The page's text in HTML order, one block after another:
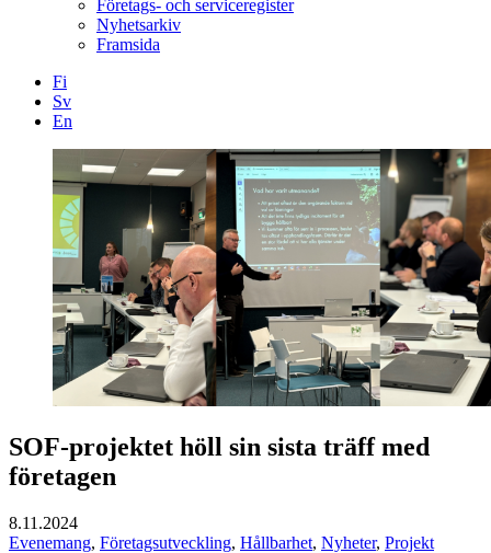
Företags- och serviceregister
Nyhetsarkiv
Framsida
Fi
Sv
En
SOF-projektet höll sin sista träff med
företagen
8.11.2024
Evenemang, Företagsutveckling, Hållbarhet, Nyheter, Projekt